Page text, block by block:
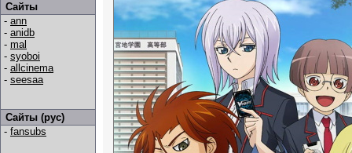
Сайты
- ann
- anidb
- mal
- syoboi
- allcinema
- seesaa
Сайты (рус)
- fansubs